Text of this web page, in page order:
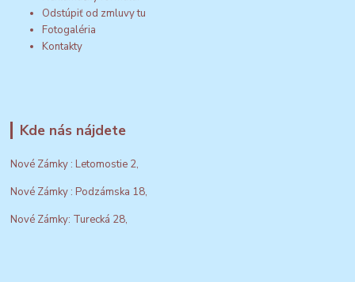
Odstúpiť od zmluvy tu
Fotogaléria
Kontakty
Kde nás nájdete
Nové Zámky : Letomostie 2,
Nové Zámky : Podzámska 18,
Nové Zámky: Turecká 28,